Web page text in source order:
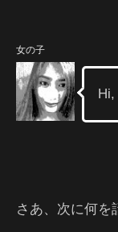
女の子
Hi,
さあ、次に何を